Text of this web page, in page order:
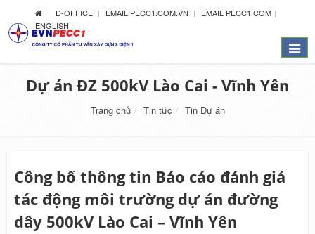
D-OFFICE EMAIL PECC1.COM.VN
EMAIL PECC1.COM
ENGLISH
Menu
Dự án ĐZ 500kV Lào Cai - Vĩnh Yên
Trang chủ Tin tức Tin Dự án
Công bố thông tin Báo cáo đánh giá
tác động môi trường dự án đường
dây 500kV Lào Cai – Vĩnh Yên